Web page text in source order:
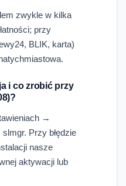
zwykle w kilka
przy
BLIK, karta)
i co zrobić przy
→
Przy błędzie
nasze
aktywacji lub